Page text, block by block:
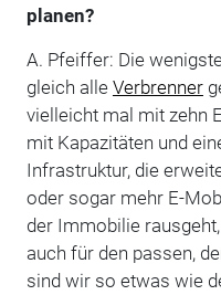
planen?
A. Pfeiffer: Die
gleich alle Verbrenner
vielleicht mal mit zehn
mit Kapazitäten und
Infrastruktur, die
oder sogar mehr E-
der Immobilie
auch für den passen,
sind wir so etwas wie